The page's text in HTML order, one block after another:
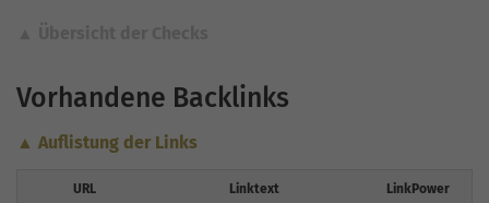
Vorhandene Backlinks
▲ Auflistung der Links
URL Linktext LinkPower